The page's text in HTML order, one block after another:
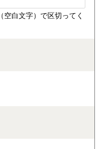
白文字）で区切ってく